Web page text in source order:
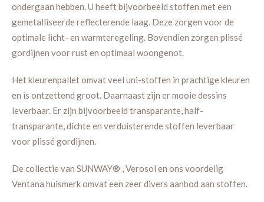
ondergaan hebben. U heeft bijvoorbeeld stoffen met een
gemetalliseerde reflecterende laag. Deze zorgen voor de
optimale licht- en warmteregeling. Bovendien zorgen plissé
gordijnen voor rust en optimaal woongenot.
Het kleurenpallet omvat veel uni-stoffen in prachtige kleuren
en is ontzettend groot. Daarnaast zijn er mooie dessins
leverbaar. Er zijn bijvoorbeeld transparante, half-
transparante, dichte en verduisterende stoffen leverbaar
voor plissé gordijnen.
De collectie van SUNWAY® , Verosol en ons voordelig
Ventana huismerk omvat een zeer divers aanbod aan stoffen.